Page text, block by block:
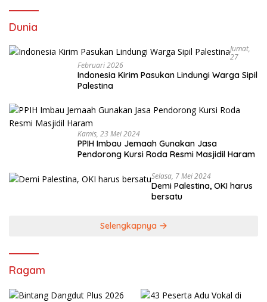
Dunia
Jumat,
27
Februari 2026
Indonesia Kirim Pasukan Lindungi Warga Sipil
Palestina
Kamis, 23 Mei 2024
PPIH Imbau Jemaah Gunakan Jasa
Pendorong Kursi Roda Resmi Masjidil Haram
Selasa, 7 Mei 2024
Demi Palestina, OKI harus
bersatu
Selengkapnya
Ragam